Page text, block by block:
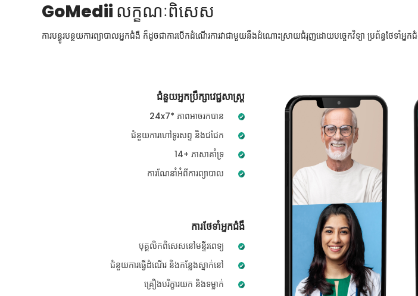
GoMedii លក្ខណៈពិសេស
ការបន្ធូរបន្ថយការព្យាបាលអ្នកជំងឺ ក៏ដូចជាការបើកដំណើរការវាជាមួយនឹងដំណោះស្រាយជំរុញដោយបច្ចេកវិទ្យា ប្រព័ន្ធថែទាំអ្
ជំនួយអ្នកប្រឹក្សាវេជ្ជសាស្ត្រ
24x7* ភាពអាចរកបាន
ជំនួយការហៅទូរសព្ទ និងជជែក
14+ ភាសាគាំទ្រ
ការណែនាំអំពីការព្យាបាល
ការថែទាំអ្នកជំងឺ
បុគ្គលិកពិសេសនៅមន្ទីរពេទ្យ
ជំនួយការធ្វើដំណើរ និងកន្លែងស្នាក់នៅ
គ្រឿងបរិក្ខារយក និងទម្លាក់